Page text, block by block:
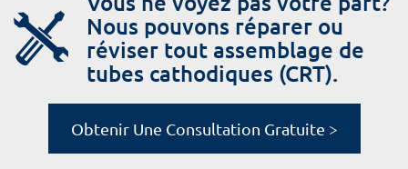
Nous pouvons réparer ou
réviser tout assemblage de
tubes cathodiques (CRT).
Obtenir Une Consultation Gratuite >